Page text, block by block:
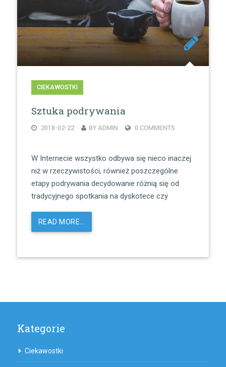
CIEKAWOSTKI
Sztuka podrywania
2018-02-22 BY ADMIN 0 COMMENTS
W Internecie wszystko odbywa się nieco inaczej
niż w rzeczywistości, również poszczególne
etapy podrywania decydowanie różnią się od
tradycyjnego spotkania na dyskotece czy
READ MORE…
Kategorie
Ciekawostki